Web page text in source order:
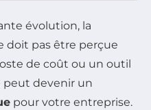
évolution, la
doit pas être perçue
de coût ou un outil
peut devenir un
pour votre entreprise.